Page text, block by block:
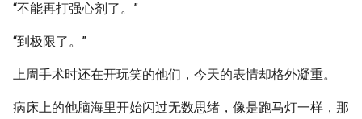
“不能再打强心剂了。”
“到极限了。”
上周手术时还在开玩笑的他们，今天的表情却格外凝重。
病床上的他脑海里开始闪过无数思绪，像是跑马灯一样，那